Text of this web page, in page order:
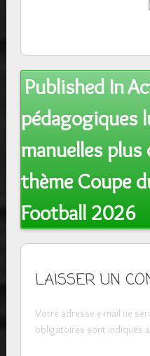
Post
navigation
Published In
pédagogiques
manuelles plus
thème Coupe
Football 2026
LAISSER UN
Votre adresse e-mail ne
obligatoires sont indiqués